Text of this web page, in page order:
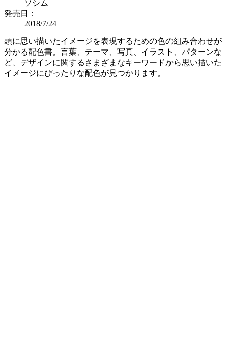
ソシム
発売日：
2018/7/24
頭に思い描いたイメージを表現するための色の組み合わせが
分かる配色書。言葉、テーマ、写真、イラスト、パターンな
ど、デザインに関するさまざまなキーワードから思い描いた
イメージにぴったりな配色が見つかります。